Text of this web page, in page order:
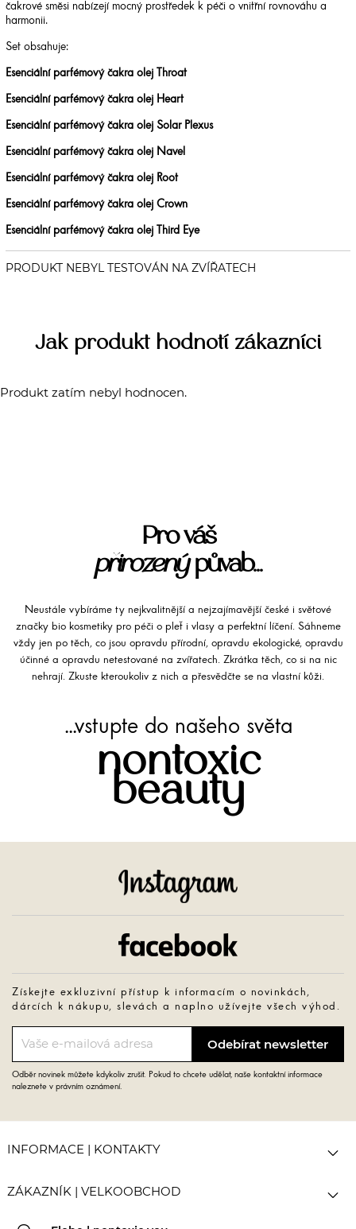
čakrové směsi nabízejí mocný prostředek k péči o vnitřní rovnováhu a
harmonii.
Set obsahuje:
Esenciální parfémový čakra olej Throat
Esenciální parfémový čakra olej Heart
Esenciální parfémový čakra olej Solar Plexus
Esenciální parfémový čakra olej Navel
Esenciální parfémový čakra olej Root
Esenciální parfémový čakra olej Crown
Esenciální parfémový čakra olej Third Eye
Jak produkt hodnotí zákazníci
Produkt zatím nebyl hodnocen.
Pro váš
přirozenýpůvab...
Neustále vybíráme ty nejkvalitnější a nejzajímavější české i světové
značky bio kosmetiky pro péči o pleť i vlasy a perfektní líčení. Sáhneme
vždy jen po těch, co jsou opravdu přírodní, opravdu ekologické, opravdu
účinné a opravdu netestované na zvířatech. Zkrátka těch, co si na nic
nehrají. Zkuste kteroukoliv z nich a přesvědčte se na vlastní kůži.
...vstupte do našeho světa
nontoxic
beauty
Získejte exkluzivní přístup k informacím o novinkách,
dárcích k nákupu, slevách a naplno užívejte všech výhod.
Odběr novinek můžete kdykoliv zrušit. Pokud to chcete udělat, naše kontaktní informace
naleznete v právním oznámení.
INFORMACE | KONTAKTY 
ZÁKAZNÍK | VELKOOBCHOD 